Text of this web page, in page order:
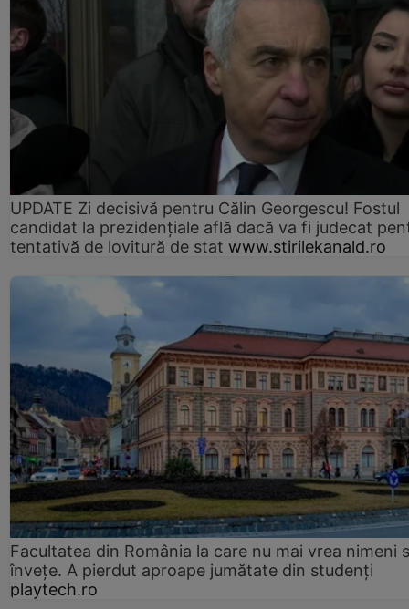
UPDATE Zi decisivă pentru Călin Georgescu! Fostul
candidat la prezidențiale află dacă va fi judecat
tentativă de lovitură de stat www.stirilekanald.ro
Facultatea din România la care nu mai vrea nimeni
înveţe. A pierdut aproape jumătate din studenţi
playtech.ro